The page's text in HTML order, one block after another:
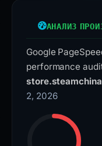
АНАЛИЗ
Google
performance
2, 2026